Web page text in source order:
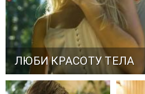
ЛЮБИ КРАСОТУ ТЕЛА